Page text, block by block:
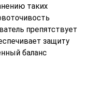
таких
препятствует
защиту
баланс